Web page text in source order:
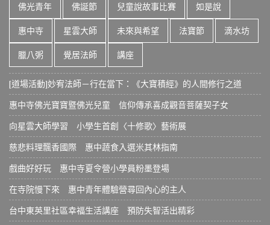
佛光青年 佛誕節 兒童說故事比賽 如是說
惠中寺 星雲大師 未來與希望 法寶節 滴水坊
臘八粥 覺居法師 講座
[道場活動]妙宥法師－行在當下：《大寶積經》的人間修行之道
惠中寺佛光寶寶暨佛光兒童 信仰傳承喜成觀音菩薩契子女
向星雲大師學習 小學生首創〈十修歌〉藝術展
慈悲料理飄香國際 惠中蔬食入選米其林指南
戲曲好好玩 惠中寺夏令營小學員粉墨登場
在寺院慢下來 惠中青年體驗營尋回內心的主人
台中東英里社區幸福生活講座 預防失智活出精彩